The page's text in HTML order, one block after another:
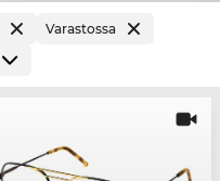
Varastossa